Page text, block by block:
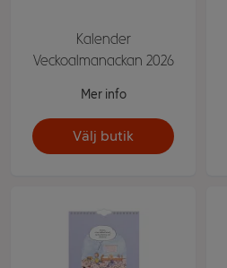
Kalender
Veckoalmanackan 2026
Mer info
Välj butik